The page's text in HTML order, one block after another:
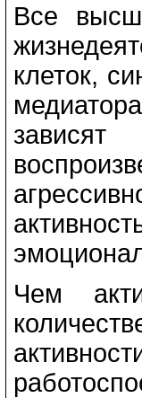
Все
клеток,
Чем